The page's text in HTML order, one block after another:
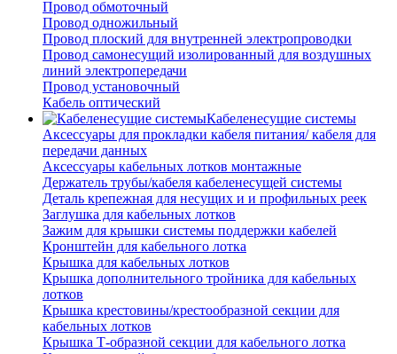
Провод обмоточный
Провод одножильный
Провод плоский для внутренней электропроводки
Провод самонесущий изолированный для воздушных
линий электропередачи
Провод установочный
Кабель оптический
Кабеленесущие системы
Аксессуары для прокладки кабеля питания/ кабеля для
передачи данных
Аксессуары кабельных лотков монтажные
Держатель трубы/кабеля кабеленесущей системы
Деталь крепежная для несущих и и профильных реек
Заглушка для кабельных лотков
Зажим для крышки системы поддержки кабелей
Кронштейн для кабельного лотка
Крышка для кабельных лотков
Крышка дополнительного тройника для кабельных
лотков
Крышка крестовины/крестообразной секции для
кабельных лотков
Крышка Т-образной секции для кабельного лотка